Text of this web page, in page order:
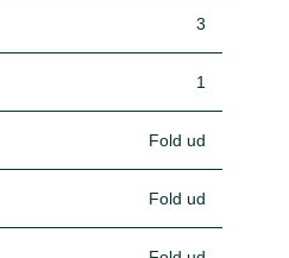
3
1
Fold ud
Fold ud